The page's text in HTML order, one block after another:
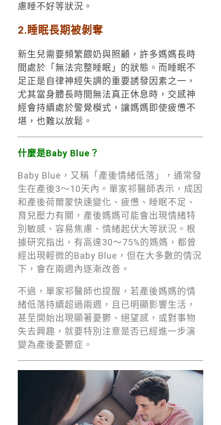
慮睡不好等狀況。
2.睡眠長期被剝奪
新生兒需要頻繁餵奶與照顧，許多媽媽長時
間處於「無法完整睡眠」的狀態。而睡眠不
足正是自律神經失調的重要誘發因素之一，
尤其當身體長時間無法真正休息時，交感神
經會持續處於警覺模式，讓媽媽即使疲憊不
堪，也難以放鬆。
什麼是Baby Blue？
Baby Blue，又稱「產後情緒低落」，通常發
生在產後3～10天內。單家祁醫師表示，成因
和產後荷爾蒙快速變化、疲憊、睡眠不足、
育兒壓力有關，產後媽媽可能會出現情緒特
別敏感、容易焦慮、情緒起伏大等狀況。根
據研究指出，有高達30～75%的媽媽，都曾
經出現輕微的Baby Blue，但在大多數的情況
下，會在兩週內逐漸改善。
不過，單家祁醫師也提醒，若產後媽媽的情
緒低落持續超過兩週，且已明顯影響生活，
甚至開始出現顯著憂鬱、絕望感，或對事物
失去興趣，就要特別注意是否已經進一步演
變為產後憂鬱症。